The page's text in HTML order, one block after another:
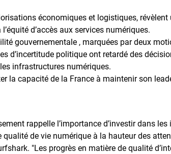
économiques et logistiques,
d’accès aux services numériques.
gouvernementale , marquées par deux
d’incertitude politique ont retardé des
infrastructures numériques.
la capacité de la France à maintenir son
rappelle l’importance d’investir dans
de vie numérique à la hauteur des
"Les progrès en matière de qualité